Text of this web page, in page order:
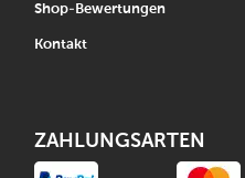
Shop-Bewertungen
Kontakt
ZAHLUNGSARTEN